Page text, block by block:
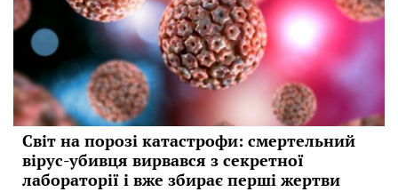
Світ на порозі катастрофи: смертельний
вірус-убивця вирвався з секретної
лабораторії і вже збирає перші жертви